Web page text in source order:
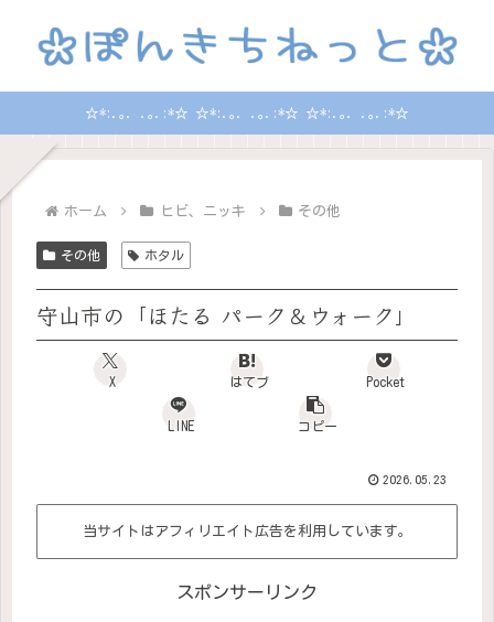
☆*:.｡. .｡.:*☆ ☆*:.｡. .｡.:*☆ ☆*:.｡. .｡.:*☆
ホーム ヒビ、ニッキ その他
その他 ホタル
守山市の「ほたる パーク＆ウォーク」
X はてブ Pocket
LINE コピー
2026.05.23
当サイトはアフィリエイト広告を利用しています。
スポンサーリンク